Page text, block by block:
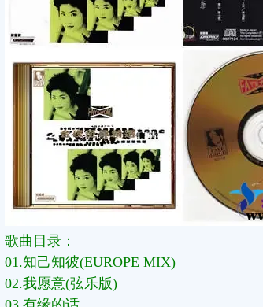
歌曲目录：
01.知己知彼(EUROPE MIX)
02.我愿意(弦乐版)